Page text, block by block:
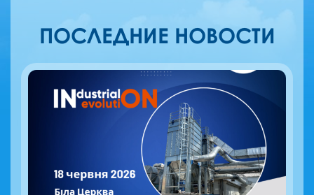
ПОСЛЕДНИЕ НОВОСТИ